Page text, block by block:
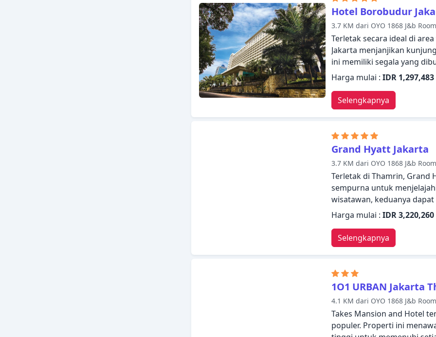
kebugaran, sauna, kolam
meningkatkan kepuasan
Jakarta tawarkan dengan
tempat persinggahan Anda.
Hotel Borobudur
3.7 KM dari OYO 1868 J&b
Terletak secara ideal di
Jakarta menjanjikan
ini memiliki segala yang
Staf yang siap melayani
Borobudur Jakarta. Kamar
kenyamanan optimal
seperti televisi layar datar,
akses internet - WiFi. Hibur
termasuk lapangan bulu
kolam renang luar
menggabungkan
indah untuk membuat
Harga mulai :IDR 1,297,483
Selengkapnya
Grand Hyatt Jakarta
3.7 KM dari OYO 1868 J&b
Terletak di Thamrin, Grand
sempurna untuk
wisatawan, keduanya
Layanan kamar 24 jam,
khusus, parkir valet,
ditemukan di hotel ini.
dilengkapi dengan fasilitas
seharian beraktivitas dan
kolam renang luar ruangan,
tawarkan dengan membuat
persinggahan Anda.
Harga mulai :IDR 3,220,260
Selengkapnya
1O1 URBAN Jakarta
4.1 KM dari OYO 1868 J&b
Takes Mansion and Hotel
populer. Properti ini